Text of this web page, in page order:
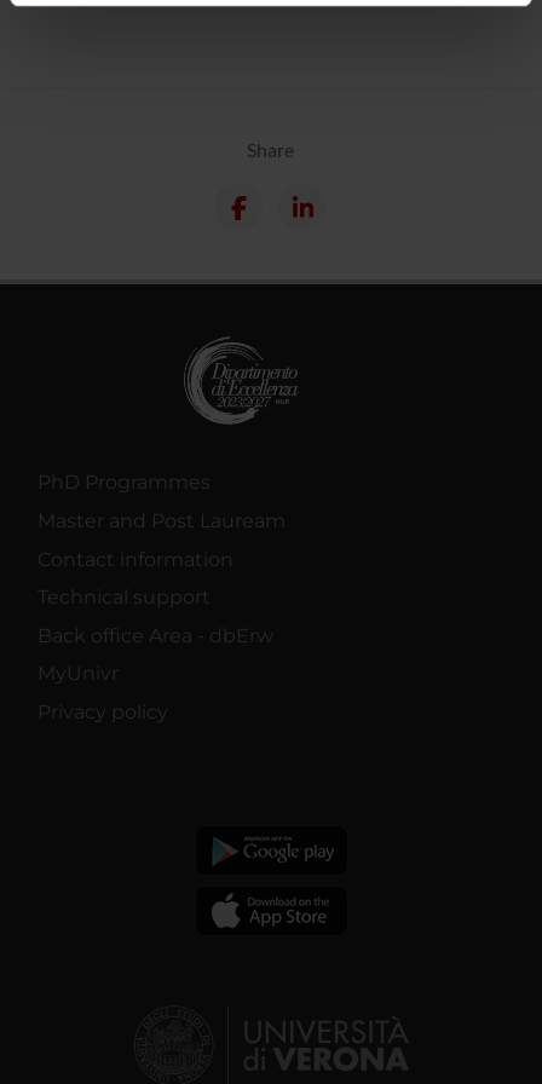
Share
PhD Programmes
Master and Post Lauream
Contact information
Technical support
Back office Area - dbErw
MyUnivr
Privacy policy